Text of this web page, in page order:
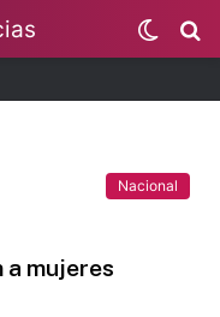
Switch
skin
Nacional
mujeres